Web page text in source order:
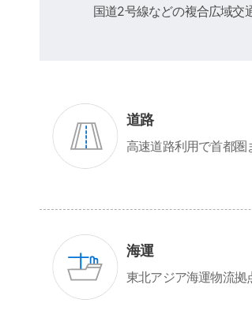
国道2号線などの複合広域交
道路
高速道路利用で首都圏
海運
東北アジア海運物流拠